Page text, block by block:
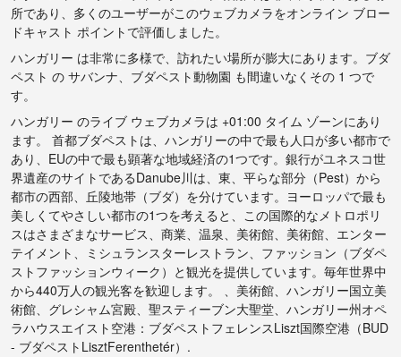
所であり、多くのユーザーがこのウェブカメラをオンライン ブロー
ドキャスト ポイントで評価しました。
ハンガリー は非常に多様で、訪れたい場所が膨大にあります。ブダ
ペスト の サバンナ、ブダペスト動物園 も間違いなくその 1 つで
す。
ハンガリー のライブ ウェブカメラは +01:00 タイム ゾーンにあり
ます。 首都ブダペストは、ハンガリーの中で最も人口が多い都市で
あり、EUの中で最も顕著な地域経済の1つです。銀行がユネスコ世
界遺産のサイトであるDanube川は、東、平らな部分（Pest）から
都市の西部、丘陵地帯（ブダ）を分けています。ヨーロッパで最も
美しくてやさしい都市の1つを考えると、この国際的なメトロポリ
スはさまざまなサービス、商業、温泉、美術館、美術館、エンター
テイメント、ミシュランスターレストラン、ファッション（ブダペ
ストファッションウィーク）と観光を提供しています。毎年世界中
から440万人の観光客を歓迎します。 、美術館、ハンガリー国立美
術館、グレシャム宮殿、聖スティーブン大聖堂、ハンガリー州オペ
ラハウスエイスト空港：ブダペストフェレンスLiszt国際空港（BUD
- ブダペストLisztFerenthetér）.